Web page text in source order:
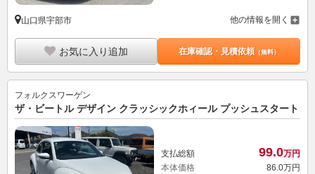
山口県宇部市 他の情報を開く
お気に入り追加 在庫確認・見積依頼（無料）
フォルクスワーゲン
ザ・ビートル デザイン クラッシックホィール プッシュスタート
支払総額 99.0万円
本体価格
86.0万円